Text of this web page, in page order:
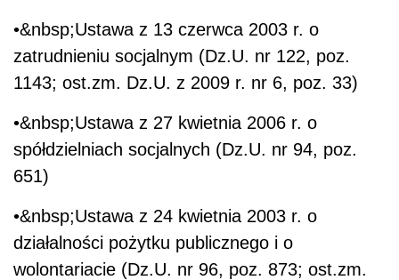
•&nbsp;Ustawa z 13 czerwca 2003 r. o
zatrudnieniu socjalnym (Dz.U. nr 122, poz.
1143; ost.zm. Dz.U. z 2009 r. nr 6, poz. 33)
•&nbsp;Ustawa z 27 kwietnia 2006 r. o
spółdzielniach socjalnych (Dz.U. nr 94, poz.
651)
•&nbsp;Ustawa z 24 kwietnia 2003 r. o
działalności pożytku publicznego i o
wolontariacie (Dz.U. nr 96, poz. 873; ost.zm.